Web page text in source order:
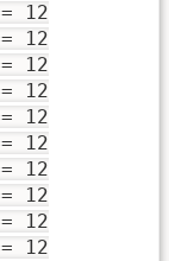
12
12
12
12
12
12
12
12
12
12